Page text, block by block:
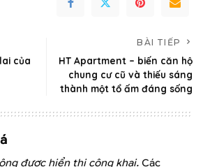
của
BÀI TIẾP
HT Apartment – biến căn hộ
chung cư cũ và thiếu sáng
thành một tổ ấm đáng sống
được hiển thị công khai. Các